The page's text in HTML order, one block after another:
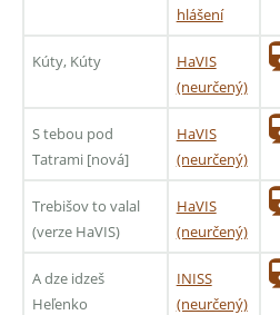
hlášení
Kúty, Kúty
HaVIS
(neurčený)
S tebou pod
Tatrami [nová]
HaVIS
(neurčený)
Trebišov to valal
(verze HaVIS)
HaVIS
(neurčený)
A dze idzeš
Heľenko
INISS
(neurčený)